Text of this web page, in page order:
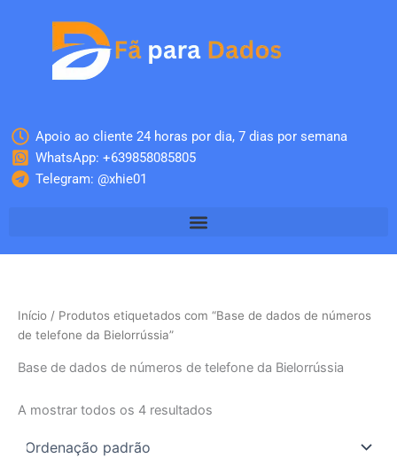
Apoio ao cliente 24 horas por dia, 7 dias por semana
WhatsApp: +639858085805
Telegram: @xhie01
Início / Produtos etiquetados com “Base de dados de números
de telefone da Bielorrússia”
Base de dados de números de telefone da Bielorrússia
A mostrar todos os 4 resultados